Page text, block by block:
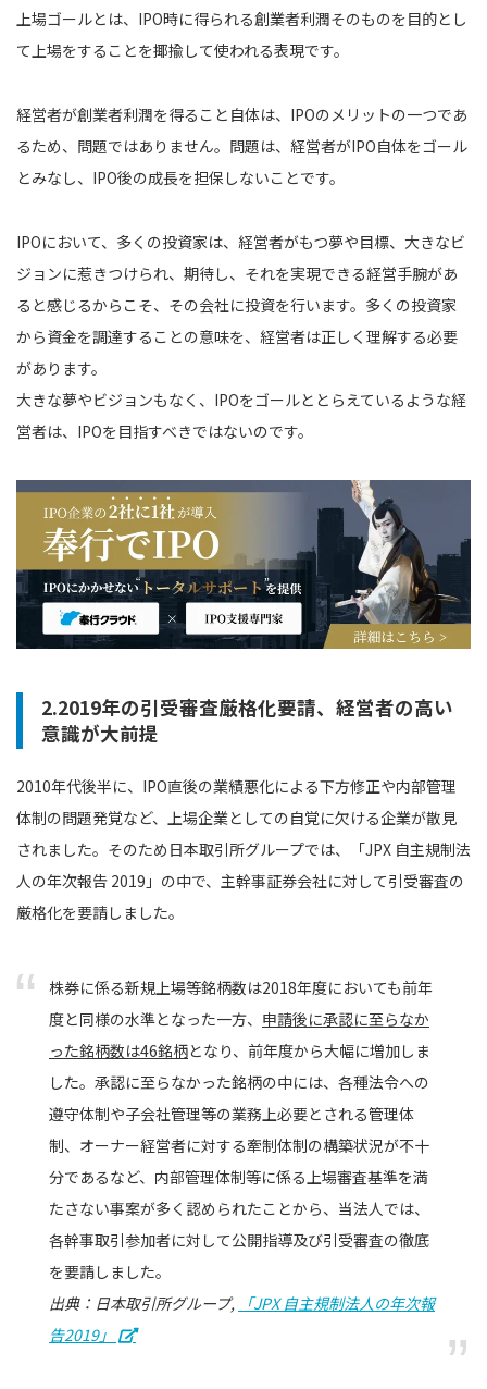
上場ゴールとは、IPO時に得られる創業者利潤そのものを目的とし
て上場をすることを揶揄して使われる表現です。
経営者が創業者利潤を得ること自体は、IPOのメリットの一つであ
るため、問題ではありません。問題は、経営者がIPO自体をゴール
とみなし、IPO後の成長を担保しないことです。
IPOにおいて、多くの投資家は、経営者がもつ夢や目標、大きなビ
ジョンに惹きつけられ、期待し、それを実現できる経営手腕があ
ると感じるからこそ、その会社に投資を行います。多くの投資家
から資金を調達することの意味を、経営者は正しく理解する必要
があります。
大きな夢やビジョンもなく、IPOをゴールととらえているような経
営者は、IPOを目指すべきではないのです。
2.2019年の引受審査厳格化要請、経営者の高い
意識が大前提
2010年代後半に、IPO直後の業績悪化による下方修正や内部管理
体制の問題発覚など、上場企業としての自覚に欠ける企業が散見
されました。そのため日本取引所グループでは、「JPX 自主規制法
人の年次報告 2019」の中で、主幹事証券会社に対して引受審査の
厳格化を要請しました。
株券に係る新規上場等銘柄数は2018年度においても前年
度と同様の水準となった一方、 申請後に承認に至らなか
った銘柄数は46銘柄となり、前年度から大幅に増加しま
した。承認に至らなかった銘柄の中には、各種法令への
遵守体制や子会社管理等の業務上必要とされる管理体
制、オーナー経営者に対する牽制体制の構築状況が不十
分であるなど、内部管理体制等に係る上場審査基準を満
たさない事案が多く認められたことから、当法人では、
各幹事取引参加者に対して公開指導及び引受審査の徹底
を要請しました。
出典：日本取引所グループ,
「JPX 自主規制法人の年次報
告2019」